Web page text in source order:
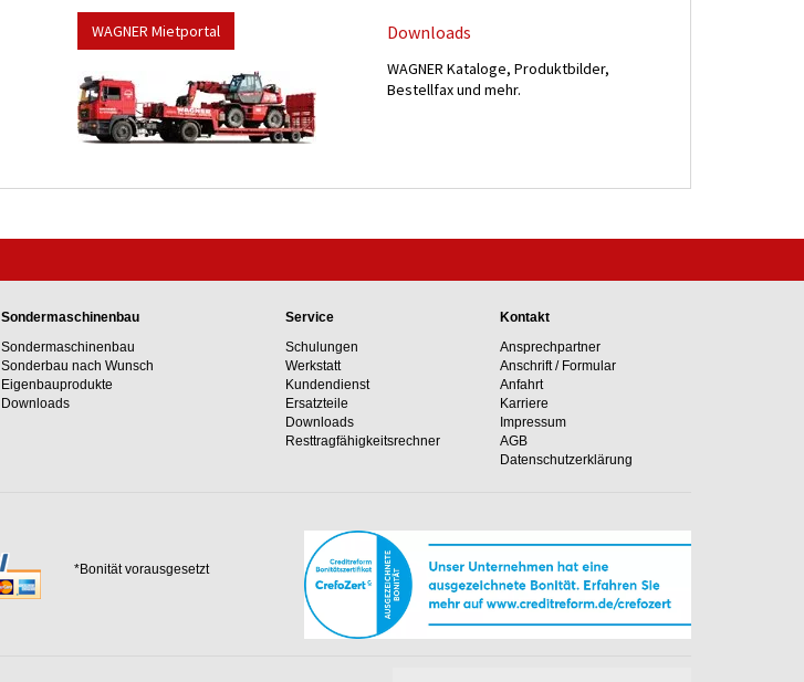
WAGNER Mietportal Downloads
WAGNER Kataloge, Produktbilder,
Bestellfax und mehr.
Sondermaschinenbau
Sondermaschinenbau
Sonderbau nach Wunsch
Eigenbauprodukte
Downloads
Service
Schulungen
Werkstatt
Kundendienst
Ersatzteile
Downloads
Resttragfähig­keits­rechner
Kontakt
Ansprechpartner
Anschrift / Formular
Anfahrt
Karriere
Impressum
AGB
Datenschutzerklärung
*Bonität vorausgesetzt